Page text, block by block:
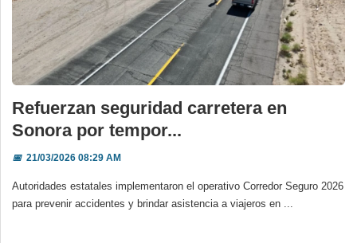
Refuerzan seguridad carretera en
Sonora por tempor...
📅21/03/2026 08:29 AM
Autoridades estatales implementaron el operativo Corredor Seguro 2026
para prevenir accidentes y brindar asistencia a viajeros en ...